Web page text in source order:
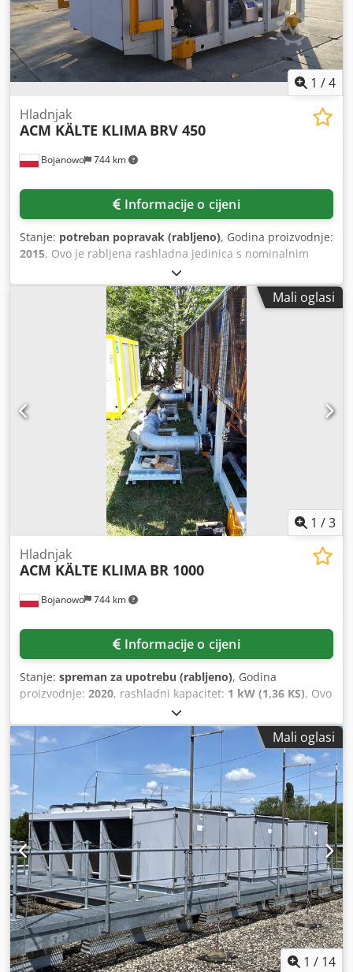
1 /4
Bojanowo 744 km
Hladnjak
ACM KÄLTE KLIMA BRV 450
Informacije o cijeni
Stanje: potreban popravak (rabljeno), Godina proizvodnje:
2015, Ovo je rabljena rashladna jedinica s nominalnim
rashladnim kapacitetom od oko 430 kW. Radni medij:
R134A. Jedinica ima ugrađenu pumpu, tvornički
ekspanzijski spremnik i Bitzer kompresor na frekventnom
regulatoru. Trenutno agregat potječe iz našeg parka
iznajmljivanja. U ovom trenutku isparivač (izmjenjivač
topline s plaštom i cijevima) je potpuno nepropusan.
Prijevoz nije uključen u cijenu uređaja. Dwsdpfsix Adbsx Ak
Mali oglasi
1 /3
Bojanowo 744 km
Hladnjak
ACM KÄLTE KLIMA BR 1000
Informacije o cijeni
Stanje: spreman za upotrebu (rabljeno), Godina
proizvodnje: 2020, rashladni kapacitet: 1 kW (1,36 KS), Ovo
je rabljena jedinica s nominalnim kapacitetom hlađenja od
~1000kW za parametre vode +12/7°C. Bitzer vijčani
kompresori. R513A rashladno sredstvo. Uređaj ima
ugrađenu pumpu i tvorničku ekspanzionu posudu.
Iznajmljuje se jedinica u dobrom stanju iz naše flote
strojeva. Prijevoz nije uključen u cijenu uređaja. Dajemo
jamstvo od 3 mjeseca (odnosi se na područje Republike
Poljske). Djdeq Rvwnjpfx Ak Djwa
Mali oglasi
1 / 14